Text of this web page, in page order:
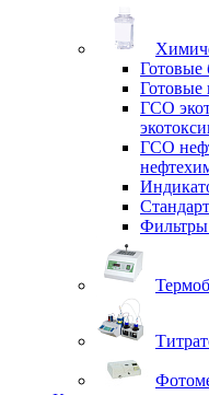
Готовые
Готовые
ГСО
ГСО